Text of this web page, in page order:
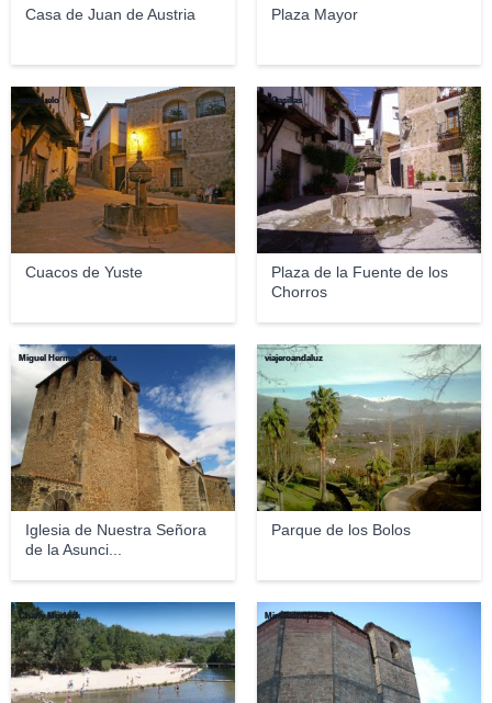
Casa de Juan de Austria Plaza Mayor
Cuacos de Yuste
mochuelo
Plaza de la Fuente de los
Chorros
J.Casillas
Iglesia de Nuestra Señora
de la Asunci...
Miguel Hermoso Cuesta
Parque de los Bolos
viajeroandaluz
Charly Morlock Mimileon021294